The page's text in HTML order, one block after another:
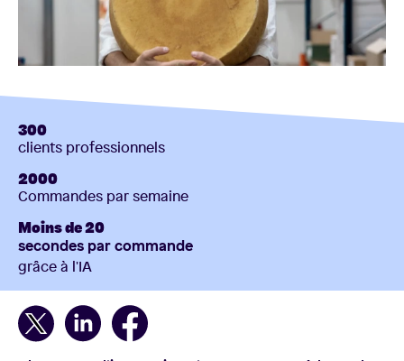
300
clients professionnels
2000
Commandes par semaine
Moins de 20
secondes par commande
grâce à l'IA